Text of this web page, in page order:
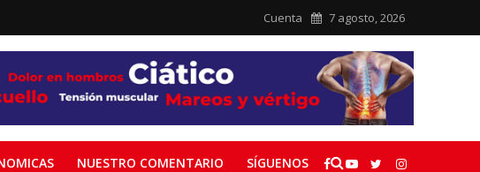
Cuenta 7 agosto, 2026
NUESTRO COMENTARIO SÍGUENOS